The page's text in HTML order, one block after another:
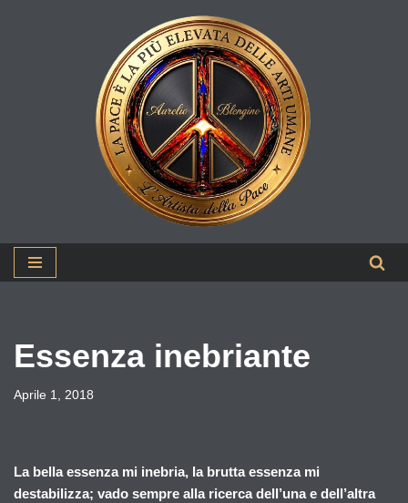
Essenza inebriante
Aprile 1, 2018
La bella essenza mi inebria, la brutta essenza mi
destabilizza; vado sempre alla ricerca dell’una e dell’altra